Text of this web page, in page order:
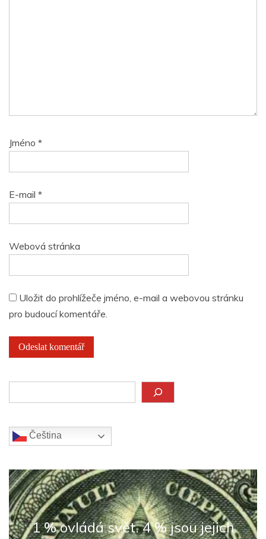
Jméno *
E-mail *
Webová stránka
Uložit do prohlížeče jméno, e-mail a webovou stránku
pro budoucí komentáře.
Čeština‎
1 % ovládá svět. 4 % jsou jejich